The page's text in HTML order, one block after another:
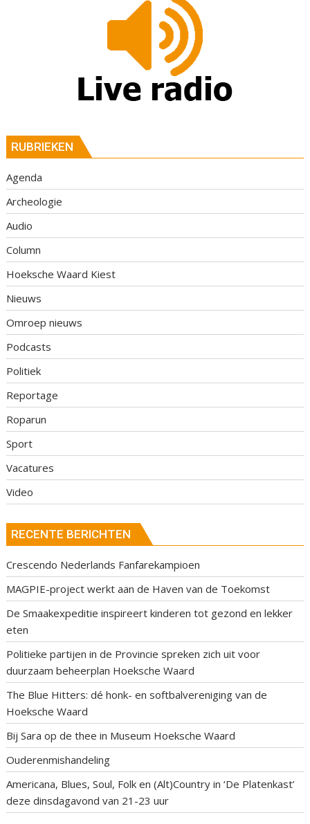
RUBRIEKEN
Agenda
Archeologie
Audio
Column
Hoeksche Waard Kiest
Nieuws
Omroep nieuws
Podcasts
Politiek
Reportage
Roparun
Sport
Vacatures
Video
RECENTE BERICHTEN
Crescendo Nederlands Fanfarekampioen
MAGPIE-project werkt aan de Haven van de Toekomst
De Smaakexpeditie inspireert kinderen tot gezond en lekker
eten
Politieke partijen in de Provincie spreken zich uit voor
duurzaam beheerplan Hoeksche Waard
The Blue Hitters: dé honk- en softbalvereniging van de
Hoeksche Waard
Bij Sara op de thee in Museum Hoeksche Waard
Ouderenmishandeling
Americana, Blues, Soul, Folk en (Alt)Country in ‘De Platenkast’
deze dinsdagavond van 21-23 uur